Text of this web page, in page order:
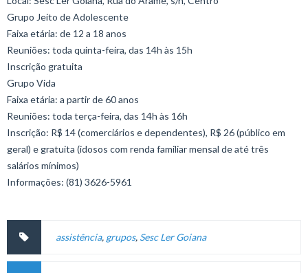
Grupo Jeito de Adolescente
Faixa etária: de 12 a 18 anos
Reuniões: toda quinta-feira, das 14h às 15h
Inscrição gratuita
Grupo Vida
Faixa etária: a partir de 60 anos
Reuniões: toda terça-feira, das 14h às 16h
Inscrição: R$ 14 (comerciários e dependentes), R$ 26 (público em
geral) e gratuita (idosos com renda familiar mensal de até três
salários mínimos)
Informações: (81) 3626-5961
assistência, grupos, Sesc Ler Goiana